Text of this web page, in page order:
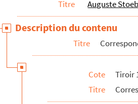
Bernardini
Beyser
Benner, Jean
von Bethmann, Moritz
Titre Auguste
Description du contenu
Titre
Cote
Tiroir
Titre